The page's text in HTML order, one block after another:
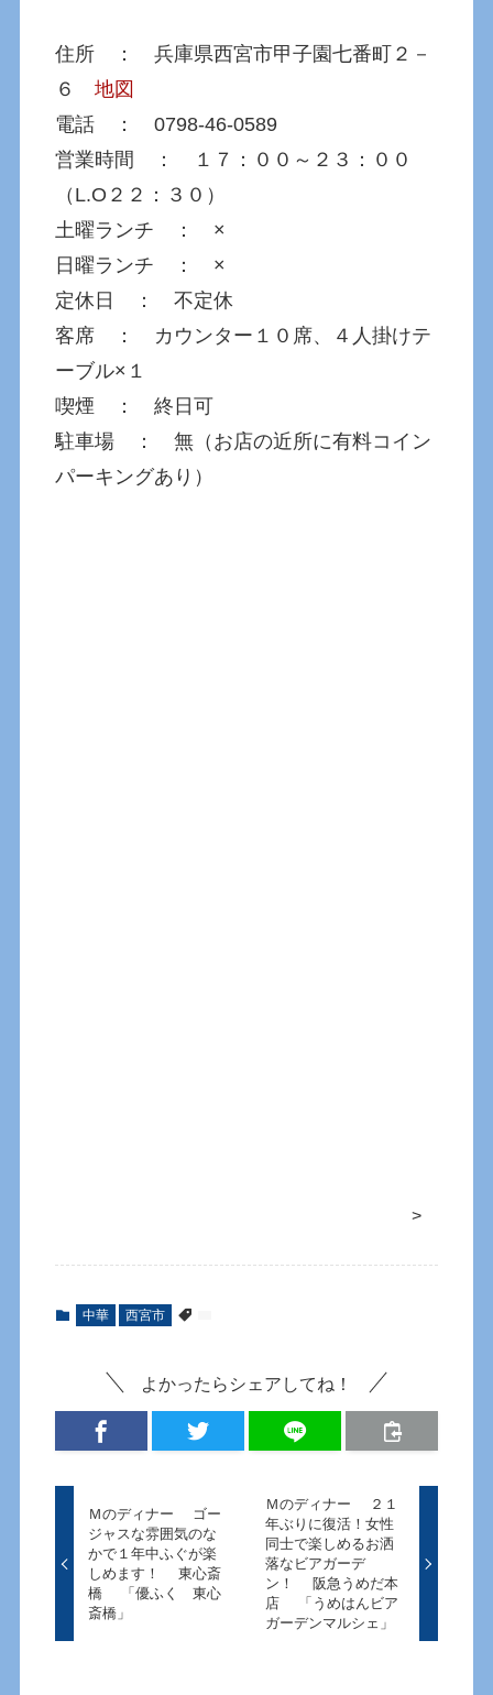
住所 ： 兵庫県西宮市甲子園七番町２－
６地図
電話 ： 0798-46-0589
営業時間 ： １７：００～２３：００
（L.O２２：３０）
土曜ランチ ： ×
日曜ランチ ： ×
定休日 ： 不定休
客席 ： カウンター１０席、４人掛けテ
ーブル×１
喫煙 ： 終日可
駐車場 ： 無（お店の近所に有料コイン
パーキングあり）
>
中華 西宮市
よかったらシェアしてね！
Ｍのディナー ゴー
ジャスな雰囲気のな
かで１年中ふぐが楽
しめます！ 東心斎
橋 「優ふく 東心
斎橋」
Ｍのディナー ２１
年ぶりに復活！女性
同士で楽しめるお洒
落なビアガーデ
ン！ 阪急うめだ本
店 「うめはんビア
ガーデンマルシェ」